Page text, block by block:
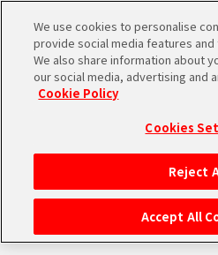
STARTSEITE
「
We use cookies to personalise
provide social media features
We also share information about
our social media, advertising and
Cookie Policy
Cookies
Reject
Accept All